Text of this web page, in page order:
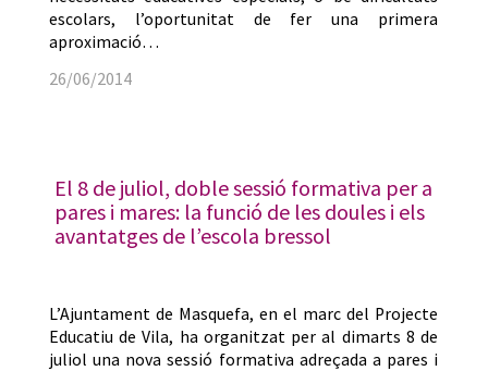
escolars, l’oportunitat de fer una primera
aproximació…
26/06/2014
El 8 de juliol, doble sessió formativa per a
pares i mares: la funció de les doules i els
avantatges de l’escola bressol
L’Ajuntament de Masquefa, en el marc del Projecte
Educatiu de Vila, ha organitzat per al dimarts 8 de
juliol una nova sessió formativa adreçada a pares i